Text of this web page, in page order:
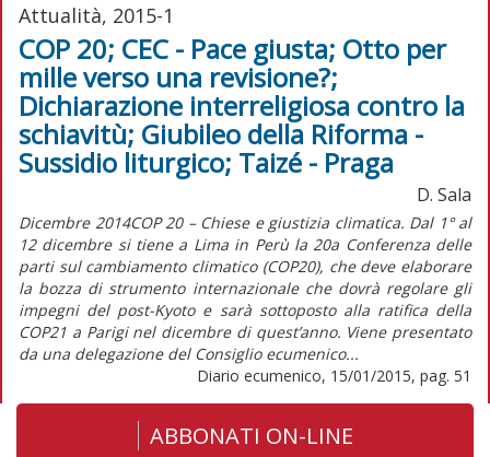
Attualità, 2015-1
COP 20; CEC - Pace giusta; Otto per
mille verso una revisione?;
Dichiarazione interreligiosa contro la
schiavitù; Giubileo della Riforma -
Sussidio liturgico; Taizé - Praga
D. Sala
Dicembre 2014COP 20 – Chiese e giustizia climatica. Dal 1° al
12 dicembre si tiene a Lima in Perù la 20a Conferenza delle
parti sul cambiamento climatico (COP20), che deve elaborare
la bozza di strumento internazionale che dovrà regolare gli
impegni del post-Kyoto e sarà sottoposto alla ratifica della
COP21 a Parigi nel dicembre di quest’anno. Viene presentato
da una delegazione del Consiglio ecumenico...
Diario ecumenico, 15/01/2015, pag. 51
ABBONATI ON-LINE